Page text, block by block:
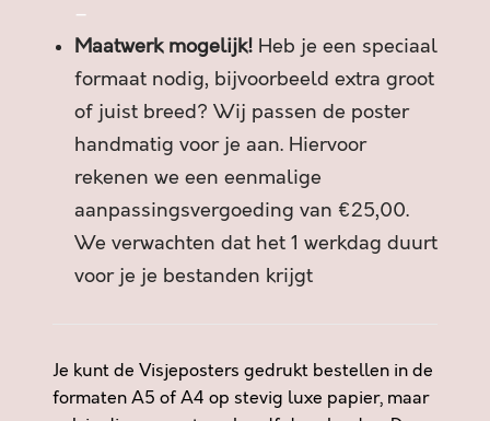
C
U
S
I
E
G
A
T
a
a
l
–
Maatwerk mogelijk! Heb je een speciaal
formaat nodig, bijvoorbeeld extra groot
of juist breed? Wij passen de poster
handmatig voor je aan. Hiervoor
rekenen we een eenmalige
aanpassingsvergoeding van €25,00.
We verwachten dat het 1 werkdag duurt
voor je je bestanden krijgt
Je kunt de Visjeposters gedrukt bestellen in de
formaten A5 of A4 op stevig luxe papier, maar